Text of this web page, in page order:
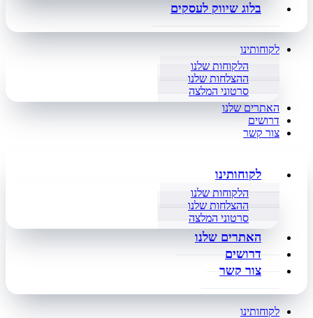
בלוג שיווק לעסקים
לקוחותינו
הלקוחות שלנו
ההצלחות שלנו
סרטוני המלצה
האתרים שלנו
דרושים
צור קשר
לקוחותינו
הלקוחות שלנו
ההצלחות שלנו
סרטוני המלצה
האתרים שלנו
דרושים
צור קשר
לקוחותינו